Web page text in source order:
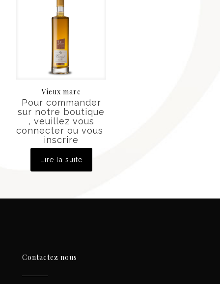
Vieux marc
Pour commander
sur notre boutique
, veuillez vous
connecter ou vous
inscrire
Lire la suite
Contactez nous